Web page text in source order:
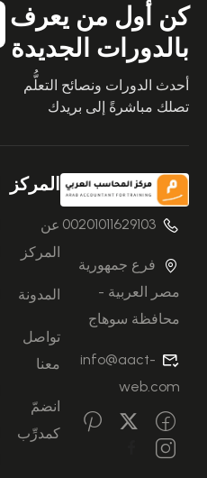
كن أول من يعرف
بالدورات الجديدة
أحدث الدورات ونصائح التعلُّم
تصلك مباشرةً إلى بريدك
00201011629103
فرع جمهورية
مصر العربية -
محافظة سوهاج
info@aact-
web.com
المركز
عن
المركز
المدونة
تواصل
معنا
انضمّ
كمدرِّب